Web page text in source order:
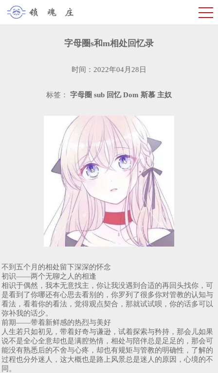
字母圈s和m相处回忆录
时间：2022年04月28日
标签： 字母圈 sub 回忆 Dom 斯慕 主奴
不到五个月的相处留下深深的怀念
初识——两个无聊之人的相逢
相识于偶然，我本无意找主，你让我没遇到合适的再回头找你，可
是看到了你哪还有心思去看别的，你罗列了很多你对管教的认知与
看法，看着你的看法，觉得观点契合，那就试试呗，你的话多可以
弥补我的话少。
前期——带着新鲜感的热烈与美好
人生若只如初见，带着好奇与谦逊，试着探索与矜持，那会儿如果
说不是全心全意却也是满腔热情，相处与陪伴总是足足的，那会可
能没有熟悉后的不舍与心疼，却也有规矩与管教的明确性，了解的
过程也分外迷人，这大概也是路上风景总是迷人的原因，心境的不
同。